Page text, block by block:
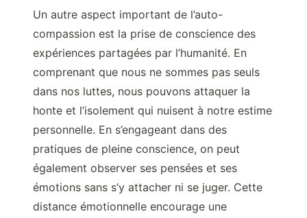
Un autre aspect important de l’auto-
compassion est la prise de conscience des
expériences partagées par l’humanité. En
comprenant que nous ne sommes pas seuls
dans nos luttes, nous pouvons attaquer la
honte et l’isolement qui nuisent à notre estime
personnelle. En s’engageant dans des
pratiques de pleine conscience, on peut
également observer ses pensées et ses
émotions sans s’y attacher ni se juger. Cette
distance émotionnelle encourage une